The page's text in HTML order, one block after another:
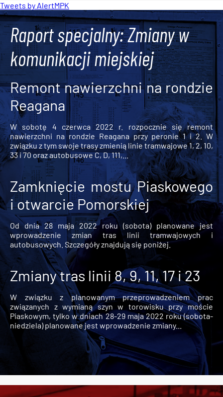
Tweets by AlertMPK
Raport specjalny: Zmiany w
komunikacji miejskiej
Remont nawierzchni na rondzie
Reagana
W sobotę 4 czerwca 2022 r. rozpocznie się remont
nawierzchni na rondzie Reagana przy peronie 1 i 2. W
związku z tym swoje trasy zmienią linie tramwajowe 1, 2, 10,
33 i 70 oraz autobusowe C, D, 111,...
Zamknięcie mostu Piaskowego
i otwarcie Pomorskiej
Od dnia 28 maja 2022 roku (sobota) planowane jest
wprowadzenie zmian tras linii tramwajowych i
autobusowych. Szczegóły znajdują się poniżej.
Zmiany tras linii 8, 9, 11, 17 i 23
W związku z planowanym przeprowadzeniem prac
związanych z wymianą szyn w torowisku przy moście
Piaskowym, tylko w dniach 28-29 maja 2022 roku (sobota-
niedziela) planowane jest wprowadzenie zmiany...